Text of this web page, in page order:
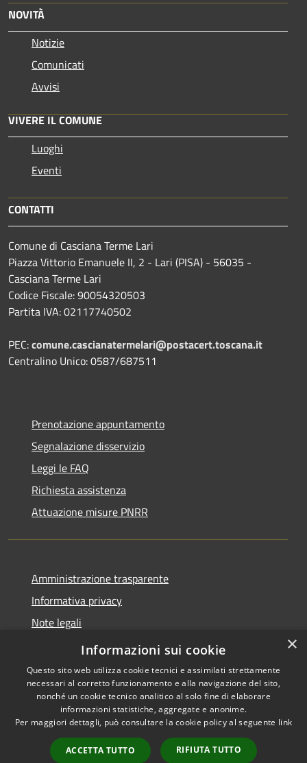
NOVITÀ
Notizie
Comunicati
Avvisi
VIVERE IL COMUNE
Luoghi
Eventi
CONTATTI
Comune di Casciana Terme Lari
Piazza Vittorio Emanuele II, 2 - Lari (PISA) - 56035 -
Casciana Terme Lari
Codice Fiscale: 90054320503
Partita IVA: 02117740502
PEC:comune.cascianatermelari@postacert.toscana.it
Centralino Unico: 0587/687511
Prenotazione appuntamento
Segnalazione disservizio
Leggi le FAQ
Richiesta assistenza
Attuazione misure PNRR
Amministrazione trasparente
Informativa privacy
Note legali
Dichiarazione di accessibilità
Accessibilità
Copyright © 2026 • Comune di
Casciana Terme Lari • Powered
byMunicipium
Accesso
×
Informazioni sui cookie
Questo sito web utilizza cookie tecnici e assimilati strettamente
necessari al corretto funzionamento e alla navigazione del sito,
nonché un cookie tecnico analitico al solo fine di elaborare
informazioni statistiche, aggregate e anonime.
Per maggiori dettagli, può consultare la cookie policy al seguente link
ACCETTA TUTTO RIFIUTA TUTTO